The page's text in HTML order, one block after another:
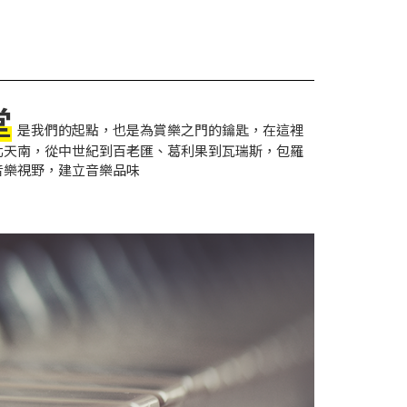
是我們的起點，也是為賞樂之門的鑰匙，在這裡
南，從中世紀到百老匯、葛利果到瓦瑞斯，包羅
視野，建立音樂品味